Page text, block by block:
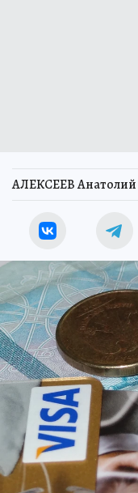
АЛЕКСЕЕВ Анатолий